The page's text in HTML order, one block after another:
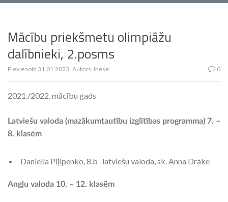
Mācību priekšmetu olimpiāžu
dalībnieki, 2.posms
Pievienots 31.01.2023 Autors: Inese 0
2021./2022. mācību gads
Latviešu valoda (mazākumtautību izglītības programma) 7. –
8. klasēm
Daniella Piļipenko, 8.b -latviešu valoda, sk. Anna Drāke
Angļu valoda 10. – 12. klasēm